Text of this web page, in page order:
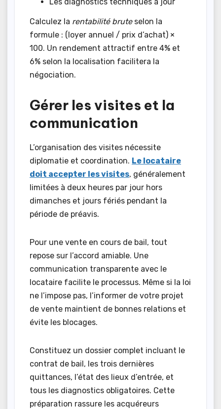
Calculez la rentabilité bruteselon la
formule : (loyer annuel / prix d’achat) ×
100. Un rendement attractif entre 4% et
6% selon la localisation facilitera la
négociation.
Gérer les visites et la
communication
L’organisation des visites nécessite
diplomatie et coordination. Le locataire
doit accepter les visites, généralement
limitées à deux heures par jour hors
dimanches et jours fériés pendant la
période de préavis.
Pour une vente en cours de bail, tout
repose sur l’accord amiable. Une
communication transparente avec le
locataire facilite le processus. Même si la loi
ne l’impose pas, l’informer de votre projet
de vente maintient de bonnes relations et
évite les blocages.
Constituez un dossier complet incluant le
contrat de bail, les trois dernières
quittances, l’état des lieux d’entrée, et
tous les diagnostics obligatoires. Cette
préparation rassure les acquéreurs